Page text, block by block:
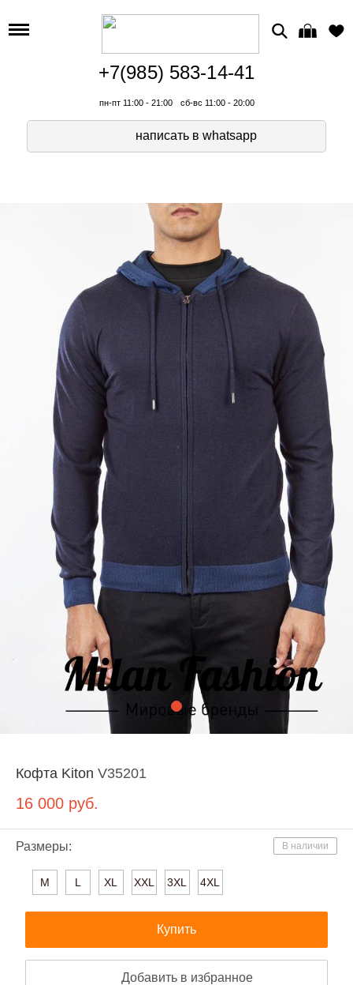
+7(985) 583-14-41
пн-пт 11:00 - 21:00 сб-вс 11:00 - 20:00
написать в whatsapp
Кофта Kiton V35201
16 000 руб.
В наличии
Размеры:
M L XL XXL 3XL 4XL
Купить
Добавить в избранное